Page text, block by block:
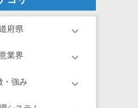
府県
業界
・強み